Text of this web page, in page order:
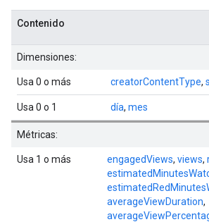
Contenido
Dimensiones:
Usa 0 o más creatorContentType,
Usa 0 o 1 día, mes
Métricas:
Usa 1 o más engagedViews, views,
averageViewDuration,